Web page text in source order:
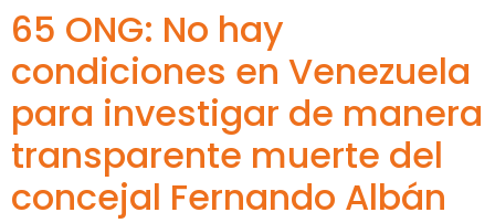
65 ONG: No hay
condiciones en Venezuela
para investigar de manera
transparente muerte del
concejal Fernando Albán